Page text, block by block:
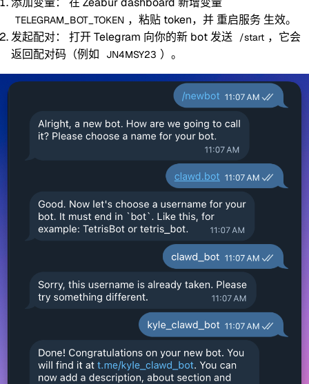
TELEGRAM_BOT_TOKEN ，粘贴 token，并 重启服务 生效。
发起配对：
打开 Telegram 向你的新 bot 发送 /start ，它会
返回配对码（例如
JN4MSY23 ）。